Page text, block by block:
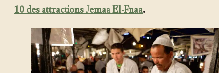
10 des attractions Jemaa El-Fnaa.